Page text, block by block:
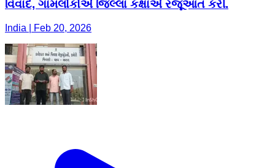
વિવાદ, ગામલોકોએ જિલ્લા કક્ષાએ રજૂઆત કરી.
India | Feb 20, 2026